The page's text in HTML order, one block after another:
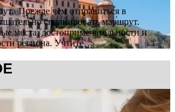
Прежде чем отправиться в
спланировать маршрут.
места, достопримечательности и
региона. Учтите…